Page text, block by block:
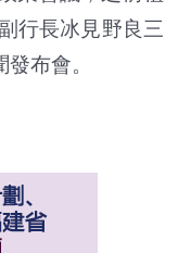
行長冰見野良三
布會。